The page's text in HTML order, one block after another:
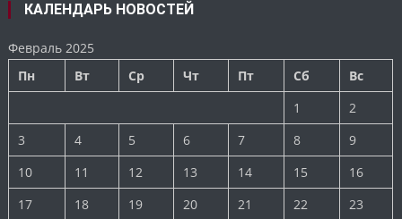
КАЛЕНДАРЬ НОВОСТЕЙ
Февраль 2025
Пн
Вт Ср Чт Пт Сб
Вс
1
2
3
4 5 6 7 8
9
10
11 12 13 14 15
16
17
18 19 20 21 22 23